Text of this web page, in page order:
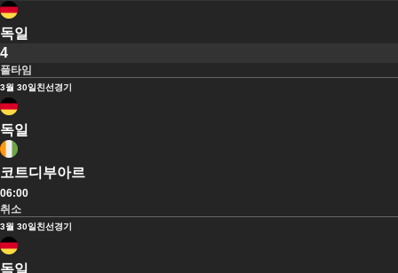
독일
4
풀타임
3월 30일친선경기
독일
코트디부아르
06:00
취소
3월 30일친선경기
독일